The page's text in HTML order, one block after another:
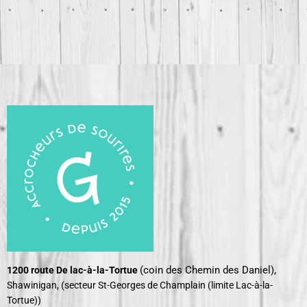
1200 route De lac-à-la-Tortue (coin des Chemin des Daniel),
Shawinigan, (secteur St-Georges de Champlain (limite Lac-à-la-
Tortue))